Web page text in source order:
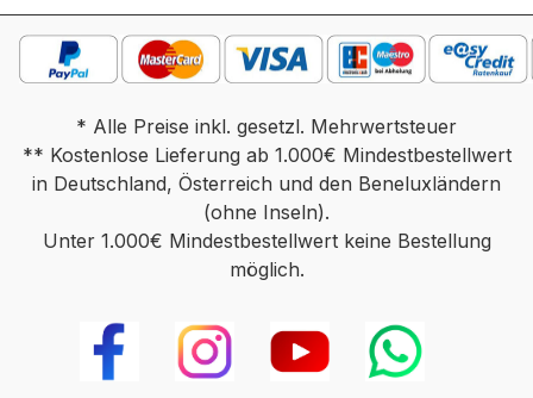
transportbedingten Beschädigungen kommen. In
diesen Fällen können wir die Ware leider nur
zurücknehmen und nicht austauschen. Der
mangelhaftung. Die Haftung wegen Arglist und
Vorsatz sowie auf Schaden­ersatz wegen
Körperverletzungen sowie bei grober Fahr­lässig­
keit oder Vorsatz bleibt unbe­rührt.
* Alle Preise inkl. gesetzl. Mehrwertsteuer
** Kostenlose Lieferung ab 1.000€ Mindestbestellwert
in Deutschland, Österreich und den Beneluxländern
(ohne Inseln).
Unter 1.000€ Mindestbestellwert keine Bestellung
möglich.